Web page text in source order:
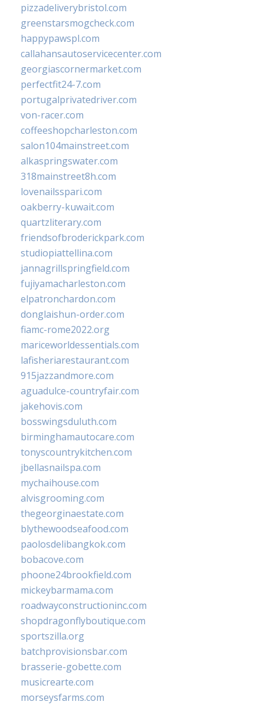
pizzadeliverybristol.com
greenstarsmogcheck.com
happypawspl.com
callahansautoservicecenter.com
georgiascornermarket.com
perfectfit24-7.com
portugalprivatedriver.com
von-racer.com
coffeeshopcharleston.com
salon104mainstreet.com
alkaspringswater.com
318mainstreet8h.com
lovenailsspari.com
oakberry-kuwait.com
quartzliterary.com
friendsofbroderickpark.com
studiopiattellina.com
jannagrillspringfield.com
fujiyamacharleston.com
elpatronchardon.com
donglaishun-order.com
fiamc-rome2022.org
mariceworldessentials.com
lafisheriarestaurant.com
915jazzandmore.com
aguadulce-countryfair.com
jakehovis.com
bosswingsduluth.com
birminghamautocare.com
tonyscountrykitchen.com
jbellasnailspa.com
mychaihouse.com
alvisgrooming.com
thegeorginaestate.com
blythewoodseafood.com
paolosdelibangkok.com
bobacove.com
phoone24brookfield.com
mickeybarmama.com
roadwayconstructioninc.com
shopdragonflyboutique.com
sportszilla.org
batchprovisionsbar.com
brasserie-gobette.com
musicrearte.com
morseysfarms.com